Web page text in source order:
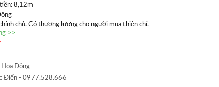
8,12m
chủ. Có thương lượng cho người mua thiện chí.
Hoa Động
lô tách thửa, làm nhà vườn. Xung quanh dân cư yên tĩnh, đường thông
thi công, gần trường, chợ rất thuận tiện cho sinh hoạt, định cư lâu dài.
NGAY:0977 528 666
:Chuyên bất động sản
>>
Hoa Động
Điển- 0977.528.666